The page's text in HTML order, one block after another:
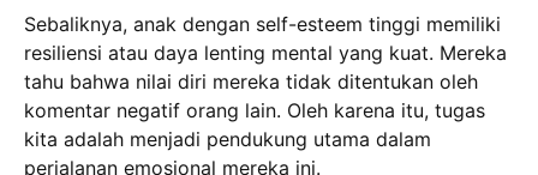
Sebaliknya, anak dengan self-esteem tinggi memiliki
resiliensi atau daya lenting mental yang kuat. Mereka
tahu bahwa nilai diri mereka tidak ditentukan oleh
komentar negatif orang lain. Oleh karena itu, tugas
kita adalah menjadi pendukung utama dalam
perjalanan emosional mereka ini.